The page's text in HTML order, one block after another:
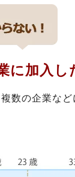
に加入し
数の企業な